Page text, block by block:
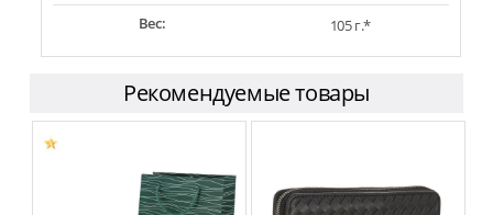
Вес:
105 г.*
Рекомендуемые товары